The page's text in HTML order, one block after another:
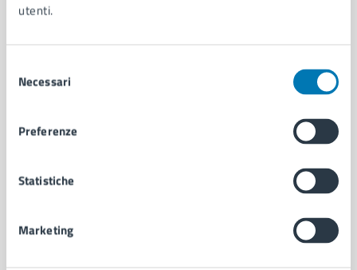
utenti.
delNecessari
Preferenze
Statistiche
Marketing
Aree amministrative
Municipalità
Politici
Documenti e dati
Intranet, posta aziendale e protocollo